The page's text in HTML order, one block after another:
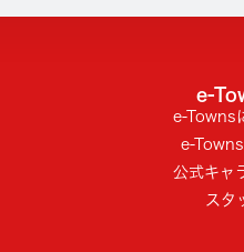
e-
e-Towns
e-
公式キャ
スタ